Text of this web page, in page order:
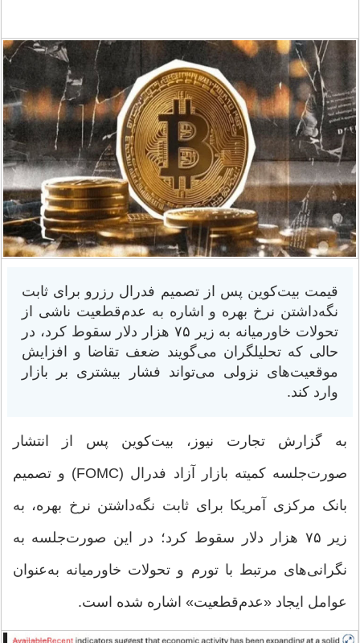
قیمت بیت‌کوین پس از تصمیم فدرال رزرو برای ثابت
نگه‌داشتن نرخ بهره و اشاره به عدم‌قطعیت ناشی از
تحولات خاورمیانه به زیر ۷۵ هزار دلار سقوط کرد، در
حالی که تحلیلگران می‌گویند ضعف تقاضا و افزایش
موقعیت‌های نزولی می‌تواند فشار بیشتری بر بازار
وارد کند.
به گزارش تجارت نیوز، بیت‌کوین پس از انتشار
صورت‌جلسه کمیته بازار آزاد فدرال (FOMC) و تصمیم
بانک مرکزی آمریکا برای ثابت نگه‌داشتن نرخ بهره، به
زیر ۷۵ هزار دلار سقوط کرد؛ در این صورت‌جلسه به
نگرانی‌های مرتبط با تورم و تحولات خاورمیانه به‌عنوان
عوامل ایجاد «عدم‌قطعیت» اشاره شده است.